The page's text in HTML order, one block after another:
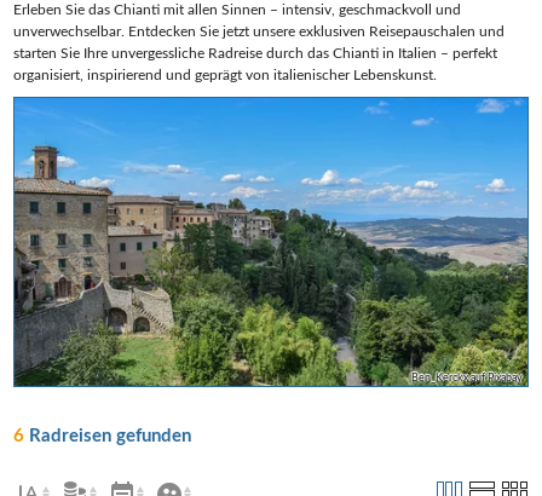
Ben_Kerckx auf Pixabay
Erleben Sie das Chianti mit allen Sinnen – intensiv, geschmackvoll und
unverwechselbar. Entdecken Sie jetzt unsere exklusiven Reisepauschalen und
starten Sie Ihre unvergessliche Radreise durch das Chianti in Italien – perfekt
organisiert, inspirierend und geprägt von italienischer Lebenskunst.
6 Radreisen gefunden